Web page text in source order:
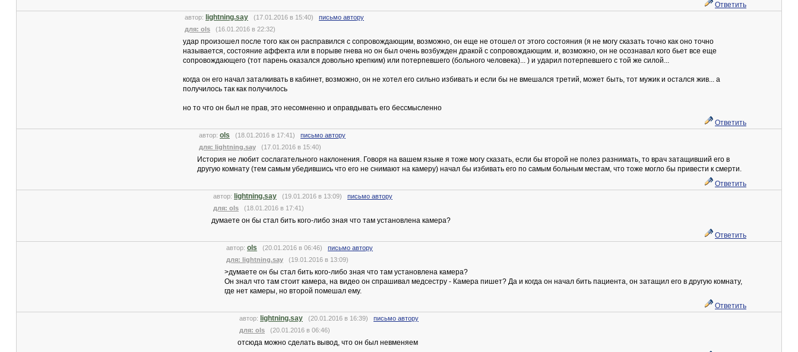
Ответить
автор: lightning.say (17.01.2016 в 15:40) письмо автору
для: ols (16.01.2016 в 22:32)
удар произошел после того как он расправился с сопровождающим, возможно, он еще не отошел от этого состояния (я не могу сказать точно как оно точно
называется, состояние аффекта или в порыве гнева но он был очень возбужден дракой с сопровождающим. и, возможно, он не осознавал кого бьет все еще
сопровождающего (тот парень оказался довольно крепким) или потерпевшего (больного человека)... ) и ударил потерпевшего с той же силой...
когда он его начал заталкивать в кабинет, возможно, он не хотел его сильно избивать и если бы не вмешался третий, может быть, тот мужик и остался жив... а
получилось так как получилось
но то что он был не прав, это несомненно и оправдывать его бессмысленно
Ответить
автор: ols (18.01.2016 в 17:41) письмо автору
для: lightning.say (17.01.2016 в 15:40)
История не любит сослагательного наклонения. Говоря на вашем языке я тоже могу сказать, если бы второй не полез разнимать, то врач затащивший его в
другую комнату (тем самым убедившись что его не снимают на камеру) начал бы избивать его по самым больным местам, что тоже могло бы привести к смерти.
Ответить
автор: lightning.say (19.01.2016 в 13:09) письмо автору
для: ols (18.01.2016 в 17:41)
думаете он бы стал бить кого-либо зная что там установлена камера?
Ответить
автор: ols (20.01.2016 в 06:46) письмо автору
для: lightning.say (19.01.2016 в 13:09)
>думаете он бы стал бить кого-либо зная что там установлена камера?
Он знал что там стоит камера, на видео он спрашивал медсестру - Камера пишет? Да и когда он начал бить пациента, он затащил его в другую комнату,
где нет камеры, но второй помешал ему.
Ответить
автор: lightning.say (20.01.2016 в 16:39) письмо автору
для: ols (20.01.2016 в 06:46)
отсюда можно сделать вывод, что он был невменяем